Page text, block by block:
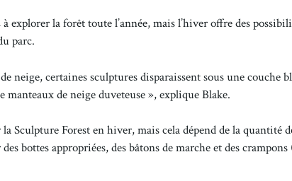
explorer la forêt toute l’année, mais l’hiver offre des
parc.
neige, certaines sculptures disparaissent sous une couche
manteaux de neige duveteuse », explique Blake.
Sculpture Forest en hiver, mais cela dépend de la quantité
bottes appropriées, des bâtons de marche et des